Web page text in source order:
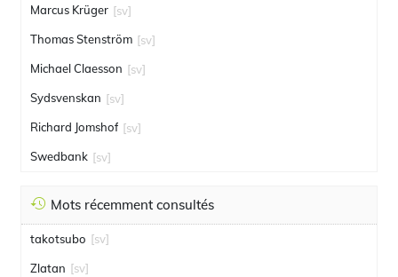
Marcus Krüger [sv]
Thomas Stenström [sv]
Michael Claesson [sv]
Sydsvenskan [sv]
Richard Jomshof [sv]
Swedbank [sv]
Mots récemment consultés
takotsubo [sv]
Zlatan [sv]